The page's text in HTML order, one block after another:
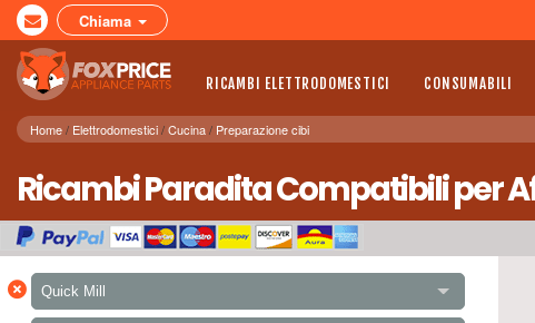
Chiama
RICAMBI ELETTRODOMESTICI CONSUMABILI
Home Elettrodomestici Cucina Preparazione cibi
Ricambi Paradita Compatibili per
× Quick Mill